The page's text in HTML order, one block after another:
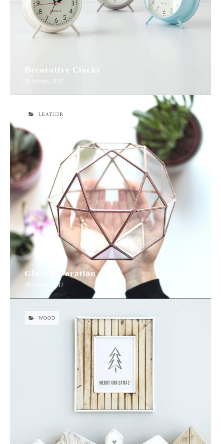
16 febrero, 2017
Decorative Clocks
16 febrero, 2017
Glass Decoration
LEATHER
WOOD